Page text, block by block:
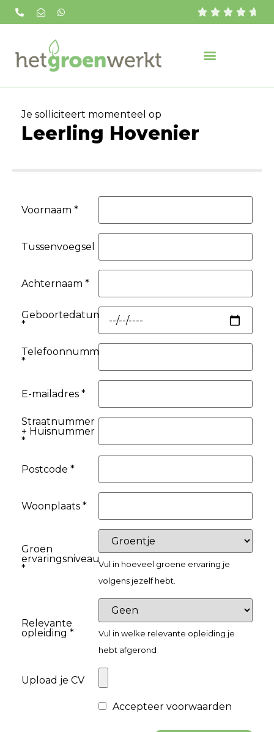
    
Je solliciteert momenteel op
Leerling Hovenier
Voornaam *
Tussenvoegsel
Achternaam *
Geboortedatum
*
Telefoonnummer
*
E-mailadres *
Straatnummer
+ Huisnummer
*
Postcode *
Woonplaats *
Groen
ervaringsniveau
*
Vul in hoeveel groene ervaring je
volgens jezelf hebt.
Relevante
opleiding *
Vul in welke relevante opleiding je
hebt afgerond
Upload je CV
Accepteer voorwaarden